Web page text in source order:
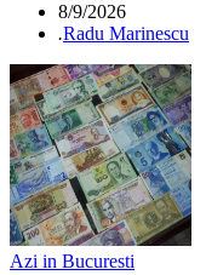
8/9/2026
.Radu Marinescu
Azi in Bucuresti